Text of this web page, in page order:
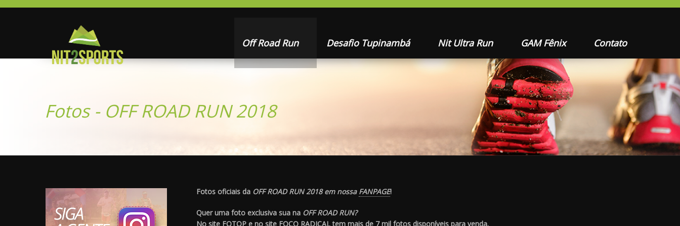
Off Road Run Desafio Tupinambá Nit Ultra Run GAM Fênix Contato
Fotos - OFF ROAD RUN 2018
Fotos oficiais da OFF ROAD RUN 2018 em nossa FANPAGE!
Quer uma foto exclusiva sua na OFF ROAD RUN?
No site FOTOP e no site FOCO RADICALtem mais de 7 mil fotos disponíveis para venda.